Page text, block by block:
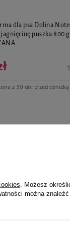
dla psa Dolina
puszka 800 g
z 30 dni przed obniżką
. Możesz
można